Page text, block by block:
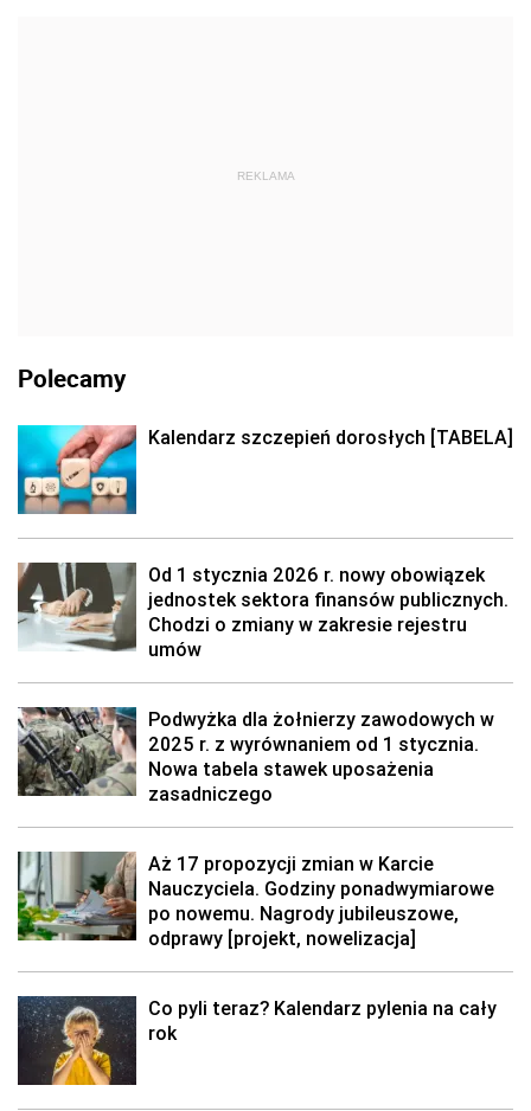
REKLAMA
Polecamy
Kalendarz szczepień dorosłych [TABELA]
Od 1 stycznia 2026 r. nowy obowiązek
jednostek sektora finansów publicznych.
Chodzi o zmiany w zakresie rejestru
umów
Podwyżka dla żołnierzy zawodowych w
2025 r. z wyrównaniem od 1 stycznia.
Nowa tabela stawek uposażenia
zasadniczego
Aż 17 propozycji zmian w Karcie
Nauczyciela. Godziny ponadwymiarowe
po nowemu. Nagrody jubileuszowe,
odprawy [projekt, nowelizacja]
Co pyli teraz? Kalendarz pylenia na cały
rok